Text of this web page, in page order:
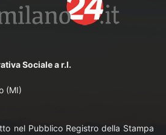
Sociale a r.l.
(MI)
nel Pubblico Registro della Stampa